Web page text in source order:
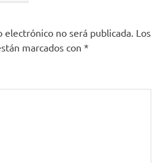
electrónico no será publicada. Los
marcados con *